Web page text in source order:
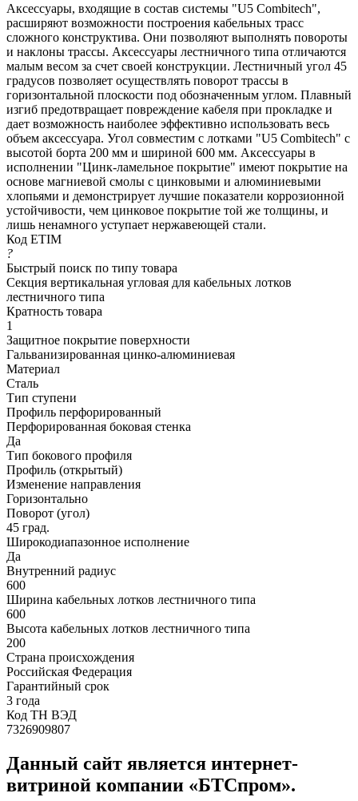
Аксессуары, входящие в состав системы "U5 Combitech",
расширяют возможности построения кабельных трасс
сложного конструктива. Они позволяют выполнять повороты
и наклоны трассы. Аксессуары лестничного типа отличаются
малым весом за счет своей конструкции. Лестничный угол 45
градусов позволяет осуществлять поворот трассы в
горизонтальной плоскости под обозначенным углом. Плавный
изгиб предотвращает повреждение кабеля при прокладке и
дает возможность наиболее эффективно использовать весь
объем аксессуара. Угол совместим с лотками "U5 Combitech" с
высотой борта 200 мм и шириной 600 мм. Аксессуары в
исполнении "Цинк-ламельное покрытие" имеют покрытие на
основе магниевой смолы с цинковыми и алюминиевыми
хлопьями и демонстрирует лучшие показатели коррозионной
устойчивости, чем цинковое покрытие той же толщины, и
лишь ненамного уступает нержавеющей стали.
Код ETIM
?
Быстрый поиск по типу товара
Секция вертикальная угловая для кабельных лотков
лестничного типа
Кратность товара
1
Защитное покрытие поверхности
Гальванизированная цинко-алюминиевая
Материал
Сталь
Тип ступени
Профиль перфорированный
Перфорированная боковая стенка
Да
Тип бокового профиля
Профиль (открытый)
Изменение направления
Горизонтально
Поворот (угол)
45 град.
Широкодиапазонное исполнение
Да
Внутренний радиус
600
Ширина кабельных лотков лестничного типа
600
Высота кабельных лотков лестничного типа
200
Страна происхождения
Российская Федерация
Гарантийный срок
3 года
Код ТН ВЭД
7326909807
Данный сайт является интернет-
витриной компании «БТСпром».